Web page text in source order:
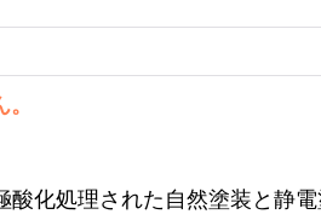
化処理された自然塗装と静